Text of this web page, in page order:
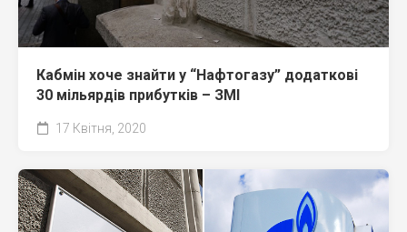
Кабмін хоче знайти у “Нафтогазу” додаткові
30 мільярдів прибутків – ЗМІ
17 Квітня, 2020